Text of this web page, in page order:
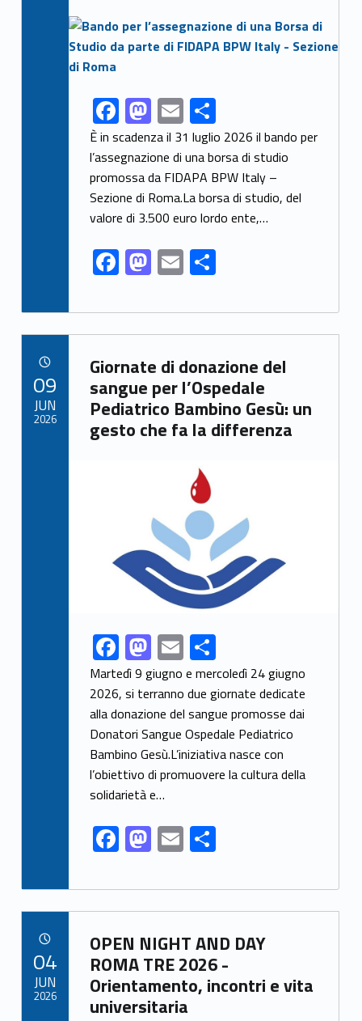
Link identifier archive #link-archive-thumb-soap-85696
Link identifier share facebook archive #share-link-archive-26293F
ac
e
b
o
o
k
M
as
to
d
o
n
E
m
ai
l
S
h
ar
e
È in scadenza il 31 luglio 2026 il bando per
l’assegnazione di una borsa di studio
promossa da FIDAPA BPW Italy –
Sezione di Roma.La borsa di studio, del
valore di 3.500 euro lordo ente,…
F
ac
e
b
o
o
k
M
as
to
d
o
n
E
m
ai
l
S
ar
e
Link identifier archive #link-archive-57255
Giornate di donazione del
sangue per l’Ospedale
Pediatrico Bambino Gesù: un
gesto che fa la differenza
Link identifier share facebook archive #share-link-archive-38655F
ac
e
b
o
o
k
M
as
to
d
o
n
E
m
ai
l
S
h
ar
e
Martedì 9 giugno e mercoledì 24 giugno
2026, si terranno due giornate dedicate
alla donazione del sangue promosse dai
Donatori Sangue Ospedale Pediatrico
Bambino Gesù.L’iniziativa nasce con
l’obiettivo di promuovere la cultura della
solidarietà e…
F
ac
e
b
o
o
k
M
as
to
d
o
n
E
m
ai
l
S
ar
e
09
JUN
2026
Link identifier archive #link-archive-24205
OPEN NIGHT AND DAY
ROMA TRE 2026 -
Orientamento, incontri e vita
universitaria
04
JUN
2026